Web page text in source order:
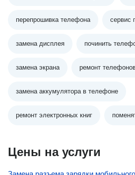
перепрошивка телефона сервис
замена дисплея починить
замена экрана ремонт
замена аккумулятора в телефоне
ремонт электронных книг
Цены на услуги